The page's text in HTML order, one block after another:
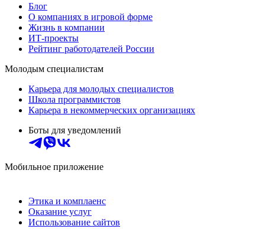
Блог
О компаниях в игровой форме
Жизнь в компании
ИТ-проекты
Рейтинг работодателей России
Молодым специалистам
Карьера для молодых специалистов
Школа программистов
Карьера в некоммерческих организациях
Боты для уведомлений
Мобильное приложение
Этика и комплаенс
Оказание услуг
Использование сайтов